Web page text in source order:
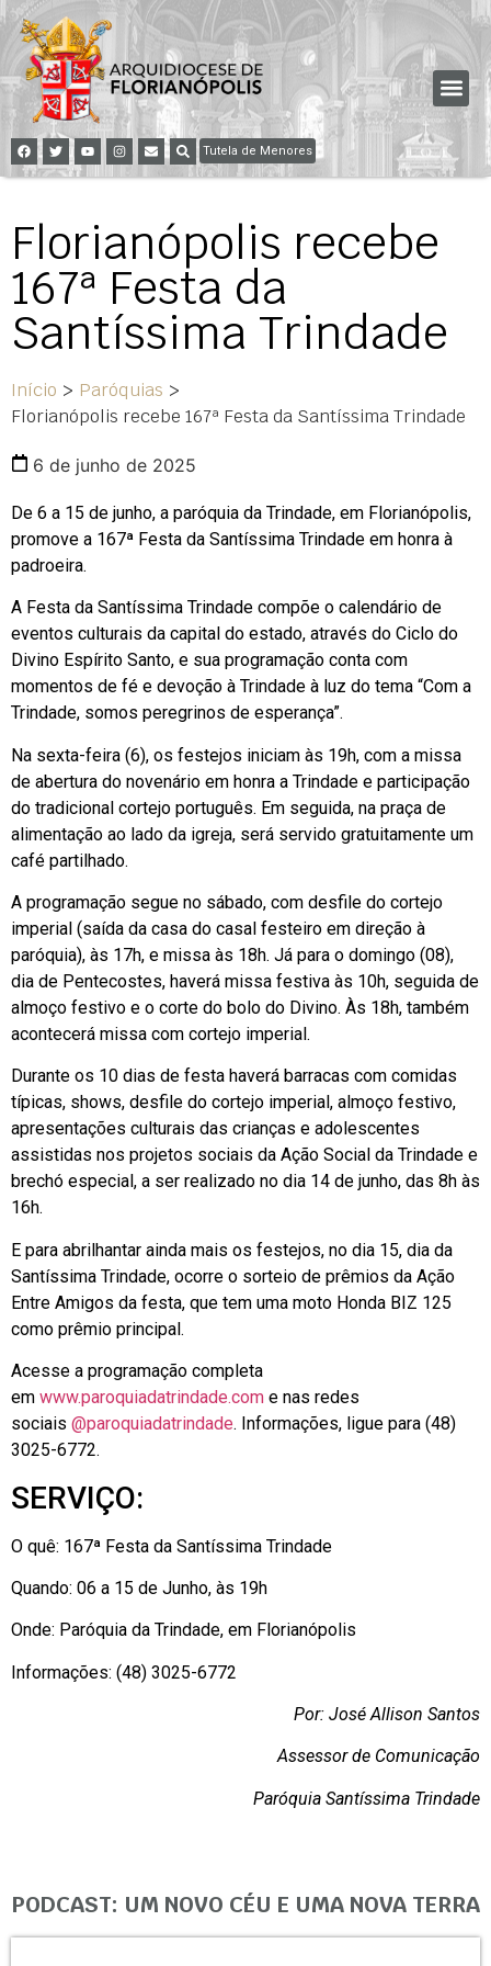
Tutela de Menores
Florianópolis recebe
167ª Festa da
Santíssima Trindade
Início > Paróquias >
Florianópolis recebe 167ª Festa da Santíssima Trindade
6 de junho de 2025
De 6 a 15 de junho, a paróquia da Trindade, em Florianópolis,
promove a 167ª Festa da Santíssima Trindade em honra à
padroeira.
A Festa da Santíssima Trindade compõe o calendário de
eventos culturais da capital do estado, através do Ciclo do
Divino Espírito Santo, e sua programação conta com
momentos de fé e devoção à Trindade à luz do tema “Com a
Trindade, somos peregrinos de esperança”.
Na sexta-feira (6), os festejos iniciam às 19h, com a missa
de abertura do novenário em honra a Trindade e participação
do tradicional cortejo português. Em seguida, na praça de
alimentação ao lado da igreja, será servido gratuitamente um
café partilhado.
A programação segue no sábado, com desfile do cortejo
imperial (saída da casa do casal festeiro em direção à
paróquia), às 17h, e missa às 18h. Já para o domingo (08),
dia de Pentecostes, haverá missa festiva às 10h, seguida de
almoço festivo e o corte do bolo do Divino. Às 18h, também
acontecerá missa com cortejo imperial.
Durante os 10 dias de festa haverá barracas com comidas
típicas, shows, desfile do cortejo imperial, almoço festivo,
apresentações culturais das crianças e adolescentes
assistidas nos projetos sociais da Ação Social da Trindade e
brechó especial, a ser realizado no dia 14 de junho, das 8h às
16h.
E para abrilhantar ainda mais os festejos, no dia 15, dia da
Santíssima Trindade, ocorre o sorteio de prêmios da Ação
Entre Amigos da festa, que tem uma moto Honda BIZ 125
como prêmio principal.
Acesse a programação completa
em www.paroquiadatrindade.com e nas redes
sociais @paroquiadatrindade. Informações, ligue para (48)
3025-6772.
SERVIÇO:
O quê: 167ª Festa da Santíssima Trindade
Quando: 06 a 15 de Junho, às 19h
Onde: Paróquia da Trindade, em Florianópolis
Informações: (48) 3025-6772
Por: José Allison Santos
Assessor de Comunicação
Paróquia Santíssima Trindade
PODCAST: UM NOVO CÉU E UMA NOVA TERRA